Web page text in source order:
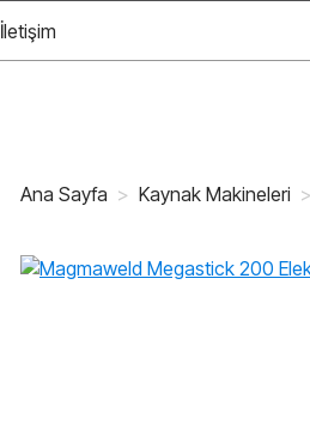
İletişim
Ana Sayfa Kaynak Makineleri